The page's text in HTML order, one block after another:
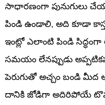
సాధారణంగా పునుగులు
పిండి ఉండాలి, అది కూడా కాస్త
ఇంట్లో ఎలాంటి పిండి సిద్ధంగా
సమయం లేనప్పుడు
పెరుగుతో అచ్చం బండి మీద
దానికి జోడిగా అదిరిపోయే